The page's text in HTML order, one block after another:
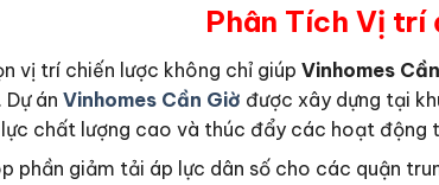
Phân Tích Vị trí
vị trí chiến lược không chỉ giúp Vinhomes
Dự án Vinhomes Cần Giờ được xây dựng tại
lực chất lượng cao và thúc đẩy các hoạt động
phần giảm tải áp lực dân số cho các quận